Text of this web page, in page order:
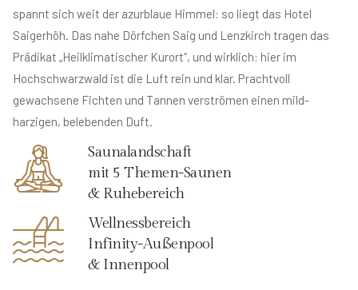
spannt sich weit der azurblaue Himmel: so liegt das Hotel
Saigerhöh. Das nahe Dörfchen Saig und Lenzkirch tragen das
Prädikat „Heilklimatischer Kurort“, und wirklich: hier im
Hochschwarzwald ist die Luft rein und klar. Prachtvoll
gewachsene Fichten und Tannen verströmen einen mild-
harzigen, belebenden Duft.
Saunalandschaft
mit 5 Themen-Saunen
& Ruhebereich
Wellnessbereich
Infinity-Außenpool
& Innenpool